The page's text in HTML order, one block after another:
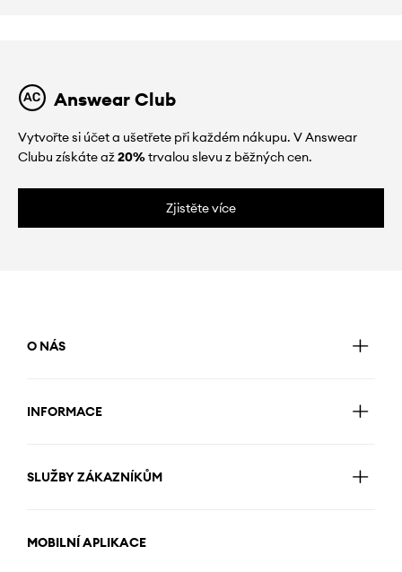
Answear Club
Vytvořte si účet a ušetřete při každém nákupu. V Answear
Clubu získáte až20%trvalou slevu z běžných cen.
Zjistěte více
O NÁS
INFORMACE
SLUŽBY ZÁKAZNÍKŮM
MOBILNÍ APLIKACE